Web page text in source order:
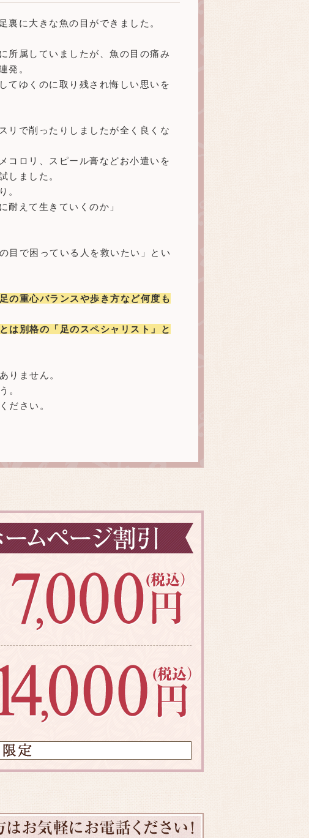
裏に大きな魚の目ができました。
所属していましたが、魚の目の痛み
発。
てゆくのに取り残され悔しい思いを
リで削ったりしましたが全く良くな
コロリ、スピール膏などお小遣いを
しました。
。
耐えて生きていくのか」
目で困っている人を救いたい」とい
の重心バランスや歩き方など何度も
は別格の「足のスペシャリスト」と
りません。
。
ださい。